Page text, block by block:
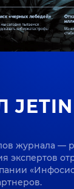
журнала —
экспертов